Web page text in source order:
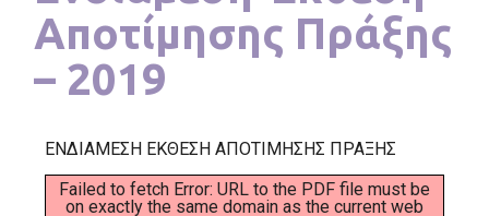
Αποτίμησης Πράξης
– 2019
ΕΝΔΙΑΜΕΣΗ ΕΚΘΕΣΗ ΑΠΟΤΙΜΗΣΗΣ ΠΡΑΞΗΣ
Failed to fetch Error: URL to the PDF file must be
on exactly the same domain as the current web